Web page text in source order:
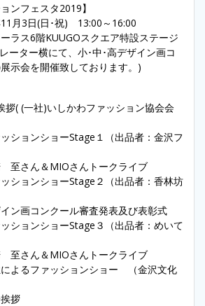
ンフェスタ2019】
月3日(日･祝) 13:00～16:00
ラス6階KUUGOスクエア特設ステージ
ーター横にて、小･中･高デザイン画コ
示会を開催致しております。)
( (一社)いしかわファッション協会会
ションショーStage１（出品者：金沢フ
さん＆MIOさんトークライブ
ションショーStage２（出品者：香林坊
ン画コンクール審査発表及び表彰式
ションショーStage３（出品者：めいて
さん＆MIOさんトークライブ
よるファッションショー （金沢文化
拶